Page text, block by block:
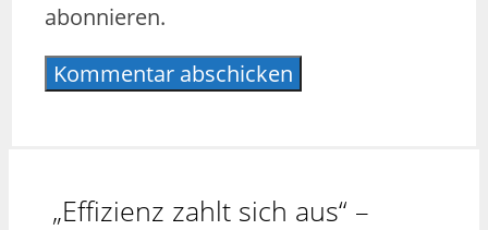
abonnieren.
„Effizienz zahlt sich aus“ –